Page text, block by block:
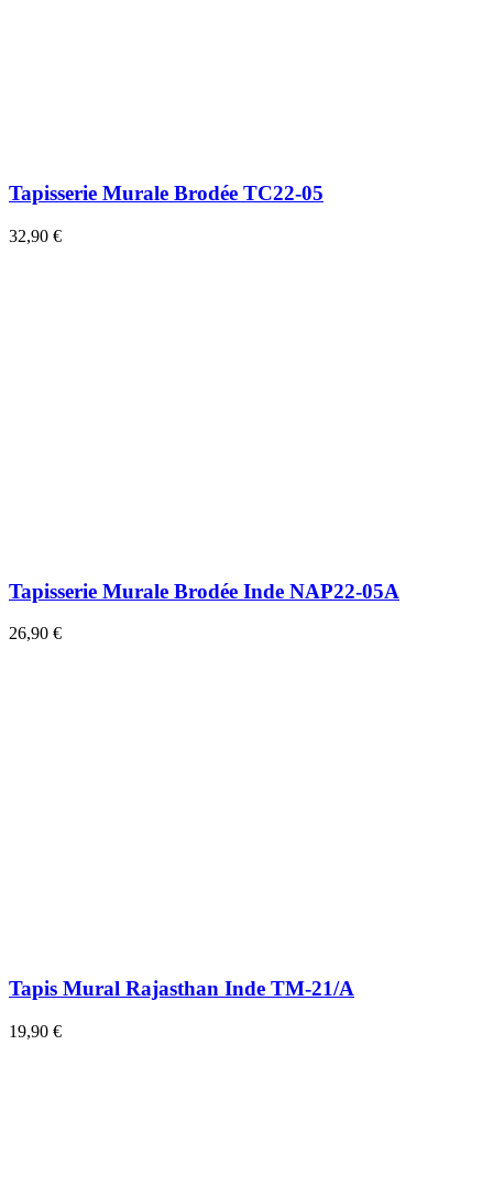
Tapisserie Murale Brodée TC22-05
32,90 €
Tapisserie Murale Brodée Inde NAP22-05A
26,90 €
Tapis Mural Rajasthan Inde TM-21/A
19,90 €